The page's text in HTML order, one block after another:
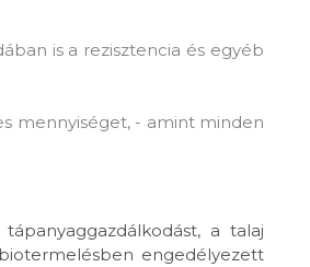
is a rezisztencia és egyéb
mennyiséget, - amint minden
a talaj
engedélyezett